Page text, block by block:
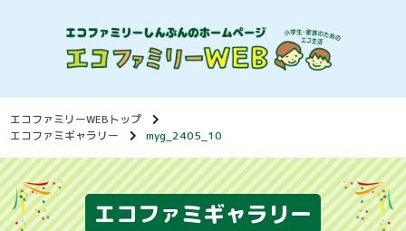
エコファミリーWEBトップ
エコファミギャラリー
myg_2405_10
エコファミギャラリー